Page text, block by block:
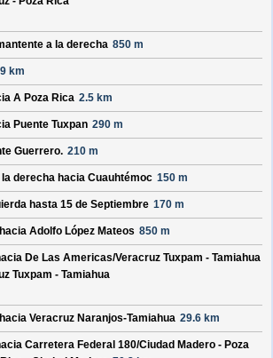
a la derecha 850 m
km
A Poza Rica 2.5 km
Puente Tuxpan 290 m
Guerrero. 210 m
derecha hacia Cuauhtémoc 150 m
hasta 15 de Septiembre 170 m
Adolfo López Mateos 850 m
De Las Americas/Veracruz Tuxpam - Tamiahua
Tuxpam - Tamiahua
Veracruz Naranjos-Tamiahua 29.6 km
Carretera Federal 180/Ciudad Madero - Poza